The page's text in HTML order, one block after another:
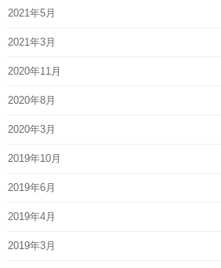
2021年5月
2021年3月
2020年11月
2020年8月
2020年3月
2019年10月
2019年6月
2019年4月
2019年3月